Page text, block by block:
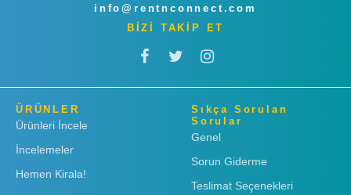
info@rentnconnect.com
BİZİ TAKİP ET
ÜRÜNLER
Ürünleri İncele
İncelemeler
Hemen Kirala!
Sıkça Sorulan
Sorular
Genel
Sorun Giderme
Teslimat Seçenekleri